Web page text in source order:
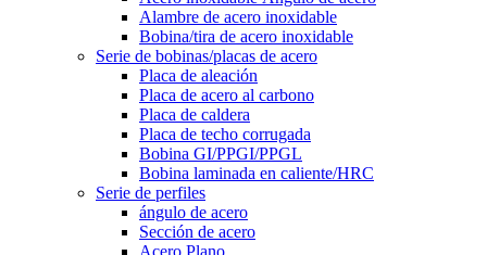
Alambre de acero inoxidable
Bobina/tira de acero inoxidable
Serie de bobinas/placas de acero
Placa de aleación
Placa de acero al carbono
Placa de caldera
Placa de techo corrugada
Bobina GI/PPGI/PPGL
Bobina laminada en caliente/HRC
Serie de perfiles
ángulo de acero
Sección de acero
Acero Plano